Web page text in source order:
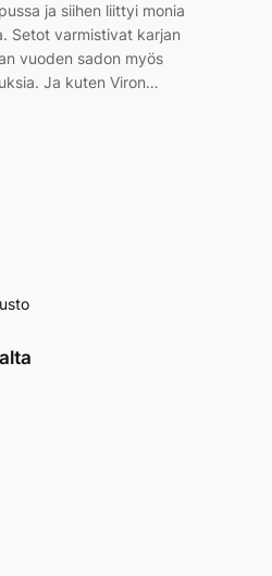
ja siihen liittyi monia
Setot varmistivat karjan
vuoden sadon myös
Ja kuten Viron…